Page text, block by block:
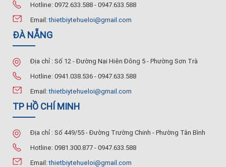
Hotline: 0972.633.588 - 0947.633.588
Email:thietbiytehueloi@gmail.com
ĐÀ NẴNG
Địa chỉ : Số 12 - Đường Nại Hiên Đông 5 - Phường Sơn Trà
Hotline: 0941.038.536 - 0947.633.588
Email:thietbiytehueloi@gmail.com
TP HỒ CHÍ MINH
Địa chỉ : Số 449/55 - Đường Trường Chinh - Phường Tân Bình
Hotline: 0981.300.877 - 0947.633.588
Email:thietbiytehueloi@gmail.com